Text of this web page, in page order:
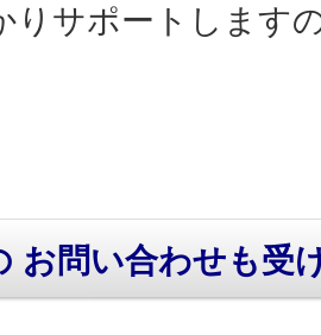
りサポートします
お問い合わせも受